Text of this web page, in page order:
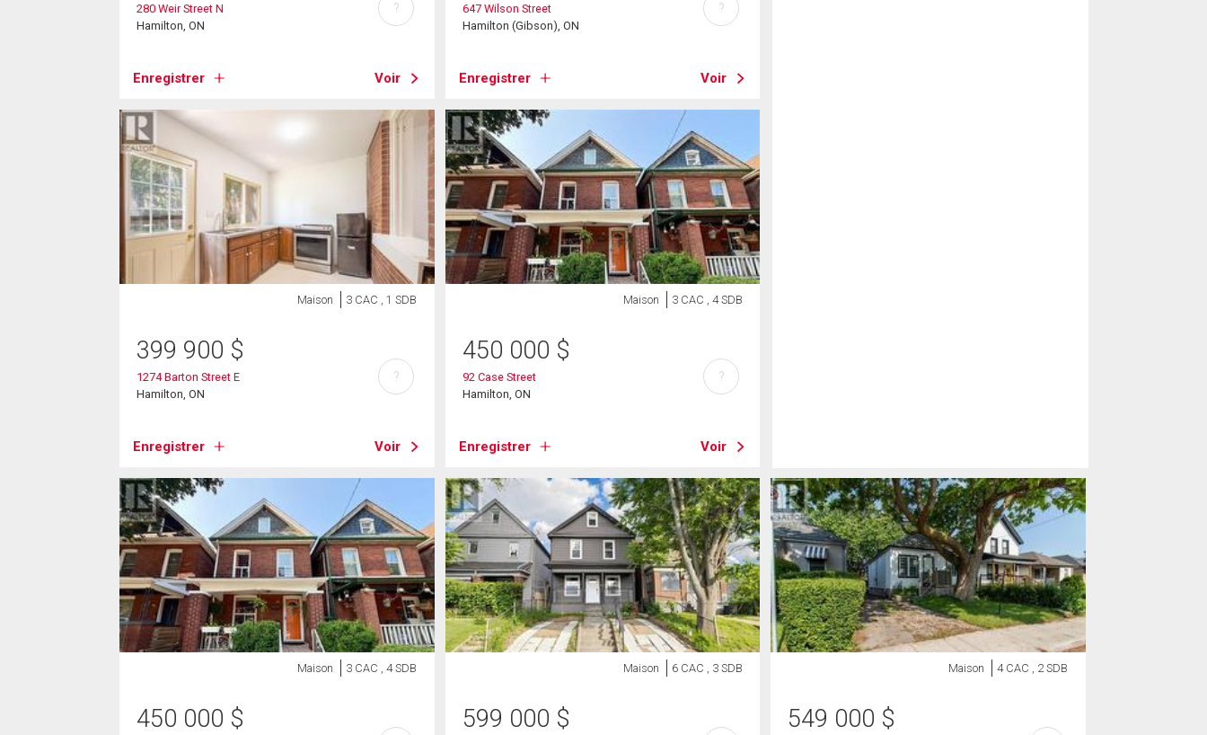
280 Weir Street N
Hamilton, ON
Enregistrer Voir
?
647 Wilson Street
Hamilton (Gibson), ON
Enregistrer Voir
?
Maison 3 CAC , 1 SDB
399 900 $
1274 Barton Street E
Hamilton, ON
Enregistrer Voir
?
Maison 3 CAC , 4 SDB
450 000 $
92 Case Street
Hamilton, ON
Enregistrer Voir
?
Maison 3 CAC , 4 SDB
450 000 $
Maison 6 CAC , 3 SDB
599 000 $
Maison 4 CAC , 2 SDB
549 000 $